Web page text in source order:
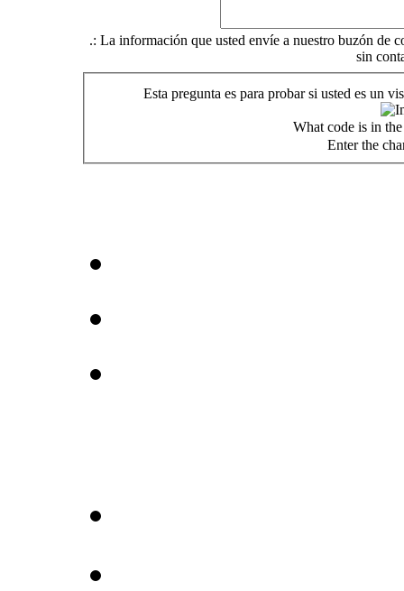
.: La información que usted envíe a nuestro buzón de
sin
Esta pregunta es para probar si usted es un
What code is in
Enter the